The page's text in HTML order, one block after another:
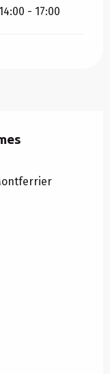
14:00 - 17:00